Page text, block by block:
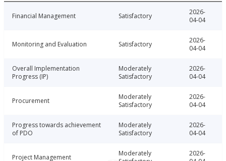
Financial Management Satisfactory
2026-
04-04
Monitoring and Evaluation Satisfactory
2026-
04-04
Overall Implementation
Progress (IP)
Moderately
Satisfactory
2026-
04-04
Procurement
Moderately
Satisfactory
2026-
04-04
Progress towards achievement
of PDO
Moderately
Satisfactory
2026-
04-04
Project Management
Moderately
2026-